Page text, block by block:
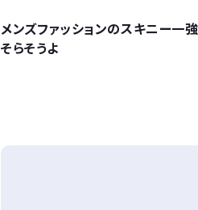
メンズファッションのスキニー一
そらそうよ